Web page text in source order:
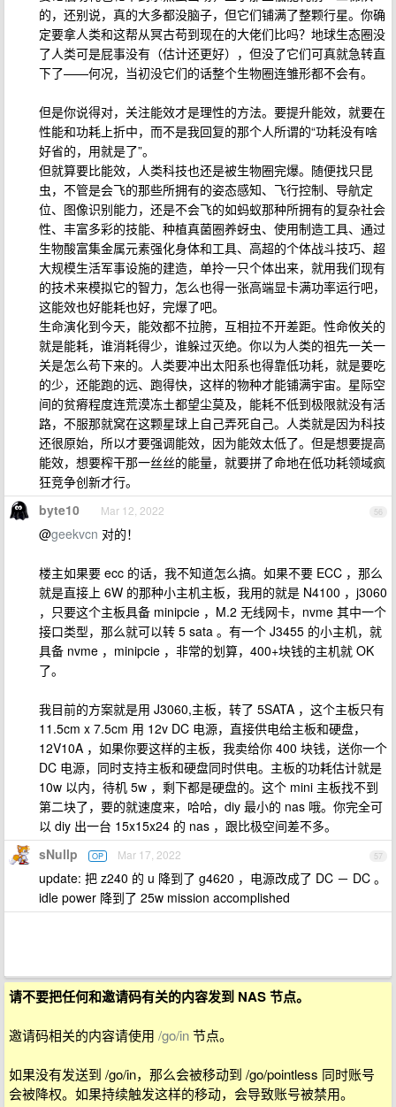
的，还别说，真的大多都没脑子，但它们铺满了整颗行星。你确
定要拿人类和这帮从冥古苟到现在的大佬们比吗？地球生态圈没
了人类可是屁事没有（估计还更好），但没了它们可真就急转直
下了——何况，当初没它们的话整个生物圈连雏形都不会有。
但是你说得对，关注能效才是理性的方法。要提升能效，就要在
性能和功耗上折中，而不是我回复的那个人所谓的“功耗没有啥
好省的，用就是了”。
但就算要比能效，人类科技也还是被生物圈完爆。随便找只昆
虫，不管是会飞的那些所拥有的姿态感知、飞行控制、导航定
位、图像识别能力，还是不会飞的如蚂蚁那种所拥有的复杂社会
性、丰富多彩的技能、种植真菌圈养蚜虫、使用制造工具、通过
生物酸富集金属元素强化身体和工具、高超的个体战斗技巧、超
大规模生活军事设施的建造，单拎一只个体出来，就用我们现有
的技术来模拟它的智力，怎么也得一张高端显卡满功率运行吧，
这能效也好能耗也好，完爆了吧。
生命演化到今天，能效都不拉胯，互相拉不开差距。性命攸关的
就是能耗，谁消耗得少，谁躲过灭绝。你以为人类的祖先一关一
关是怎么苟下来的。人类要冲出太阳系也得靠低功耗，就是要吃
的少，还能跑的远、跑得快，这样的物种才能铺满宇宙。星际空
间的贫瘠程度连荒漠冻土都望尘莫及，能耗不低到极限就没有活
路，不服那就窝在这颗星球上自己弄死自己。人类就是因为科技
还很原始，所以才要强调能效，因为能效太低了。但是想要提高
能效，想要榨干那一丝丝的能量，就要拼了命地在低功耗领域疯
狂竞争创新才行。
56
byte10 Mar 12, 2022
@geekvcn 对的！
楼主如果要 ecc 的话，我不知道怎么搞。如果不要 ECC ，那么
就是直接上 6W 的那种小主机主板，我用的就是 N4100 ，j3060
，只要这个主板具备 minipcie ，M.2 无线网卡，nvme 其中一个
接口类型，那么就可以转 5 sata 。有一个 J3455 的小主机，就
具备 nvme ，minipcie ，非常的划算，400+块钱的主机就 OK
了。
我目前的方案就是用 J3060,主板，转了 5SATA ，这个主板只有
11.5cm x 7.5cm 用 12v DC 电源，直接供电给主板和硬盘，
12V10A ，如果你要这样的主板，我卖给你 400 块钱，送你一个
DC 电源，同时支持主板和硬盘同时供电。主板的功耗估计就是
10w 以内，待机 5w ，剩下都是硬盘的。这个 mini 主板找不到
第二块了，要的就速度来，哈哈，diy 最小的 nas 哦。你完全可
以 diy 出一台 15x15x24 的 nas ，跟比极空间差不多。
57
sNullp OP Mar 17, 2022
update: 把 z240 的 u 降到了 g4620 ，电源改成了 DC － DC 。
idle power 降到了 25w mission accomplished
请不要把任何和邀请码有关的内容发到 NAS 节点。
邀请码相关的内容请使用 /go/in节点。
如果没有发送到 /go/in，那么会被移动到 /go/pointless 同时账号
会被降权。如果持续触发这样的移动，会导致账号被禁用。